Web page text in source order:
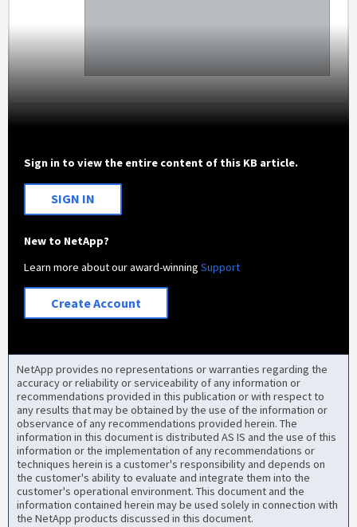
Sign in to view the entire content of this KB article.
SIGN IN
New to NetApp?
Learn more about our award-winningSupport
Create Account
NetApp provides no representations or warranties regarding the
accuracy or reliability or serviceability of any information or
recommendations provided in this publication or with respect to
any results that may be obtained by the use of the information or
observance of any recommendations provided herein. The
information in this document is distributed AS IS and the use of this
information or the implementation of any recommendations or
techniques herein is a customer's responsibility and depends on
the customer's ability to evaluate and integrate them into the
customer's operational environment. This document and the
information contained herein may be used solely in connection with
the NetApp products discussed in this document.